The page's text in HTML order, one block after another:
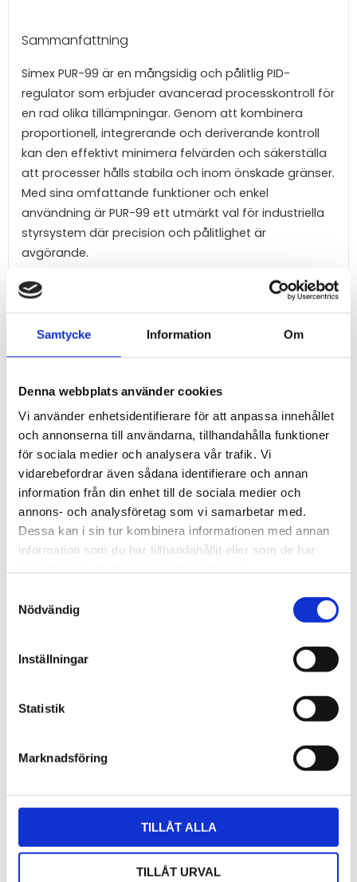
Samtycke Information Om
Denna webbplats använder cookies
Vi använder enhetsidentifierare för att anpassa innehållet
och annonserna till användarna, tillhandahålla funktioner
för sociala medier och analysera vår trafik. Vi
vidarebefordrar även sådana identifierare och annan
information från din enhet till de sociala medier och
annons- och analysföretag som vi samarbetar med.
Dessa kan i sin tur kombinera informationen med annan
information som du har tillhandahållit eller som de har
Nödvändig
Inställningar
Statistik
Marknadsföring
TILLÅT ALLA
TILLÅT URVAL
Sammanfattning
Simex PUR-99 är en mångsidig och pålitlig PID-
regulator som erbjuder avancerad processkontroll för
en rad olika tillämpningar. Genom att kombinera
proportionell, integrerande och deriverande kontroll
kan den effektivt minimera felvärden och säkerställa
att processer hålls stabila och inom önskade gränser.
Med sina omfattande funktioner och enkel
användning är PUR-99 ett utmärkt val för industriella
styrsystem där precision och pålitlighet är
avgörande.
Om du arbetar inom processindustrin och behöver en
effektiv lösning för att optimera och kontrollera dina
Kategorier
Produkter (55)
Applikationer (23)
Funktioner (16)
Tjänster (11)
Nyhetsbrev (5)
Taggar
Givare
Fjärrstyrning
Arkiv
2026
april (3)
februari (16)